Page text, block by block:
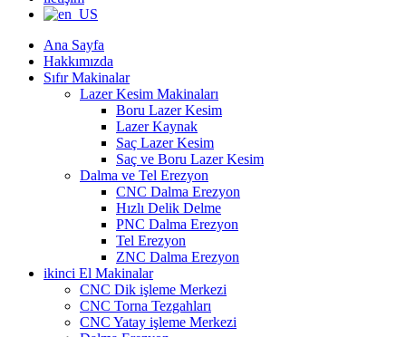
Ana Sayfa
Hakkımızda
Sıfır Makinalar
Lazer Kesim Makinaları
Boru Lazer Kesim
Lazer Kaynak
Saç Lazer Kesim
Saç ve Boru Lazer Kesim
Dalma ve Tel Erezyon
CNC Dalma Erezyon
Hızlı Delik Delme
PNC Dalma Erezyon
Tel Erezyon
ZNC Dalma Erezyon
ikinci El Makinalar
CNC Dik işleme Merkezi
CNC Torna Tezgahları
CNC Yatay işleme Merkezi